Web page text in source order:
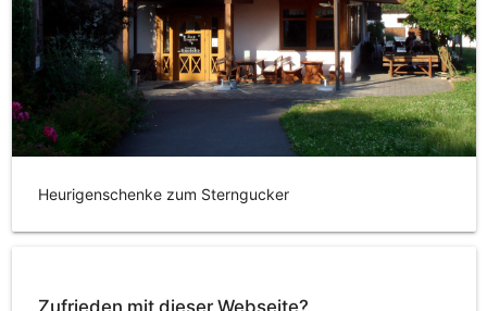
Heurigenschenke zum Sterngucker
Zufrieden mit dieser Webseite?